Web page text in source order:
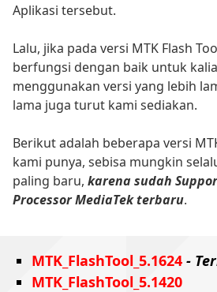
Aplikasi tersebut.
Lalu, jika pada versi MTK Flash
berfungsi dengan baik untuk
menggunakan versi yang lebih
lama juga turut kami sediakan.
Berikut adalah beberapa versi
kami punya, sebisa mungkin
paling baru, karena sudah
Processor MediaTek terbaru.
MTK_FlashTool_5.1624 -
MTK_FlashTool_5.1420